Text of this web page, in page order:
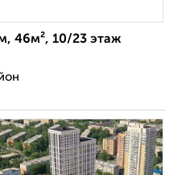
46м², 10/23 этаж